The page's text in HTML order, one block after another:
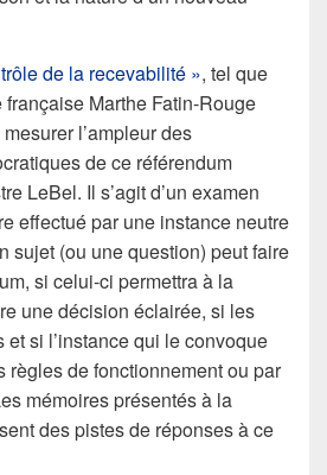
de la recevabilité », tel que
Marthe Fatin-Rouge
l’ampleur des
de ce référendum
LeBel. Il s’agit d’un examen
effectué par une instance neutre
sujet (ou une question) peut faire
si celui-ci permettra à la
une décision éclairée, si les
et si l’instance qui le convoque
règles de fonctionnement ou par
mémoires présentés à la
des pistes de réponses à ce